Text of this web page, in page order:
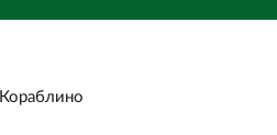
Кораблино